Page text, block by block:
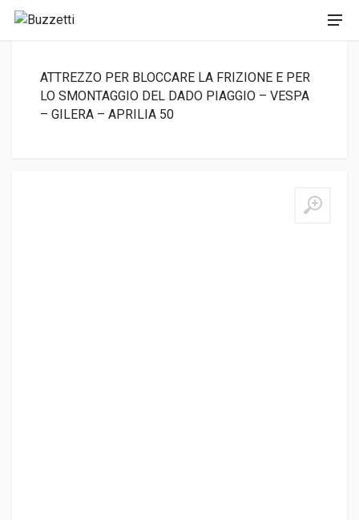
ATTREZZO PER BLOCCARE LA FRIZIONE E PER
LO SMONTAGGIO DEL DADO PIAGGIO – VESPA
– GILERA – APRILIA 50